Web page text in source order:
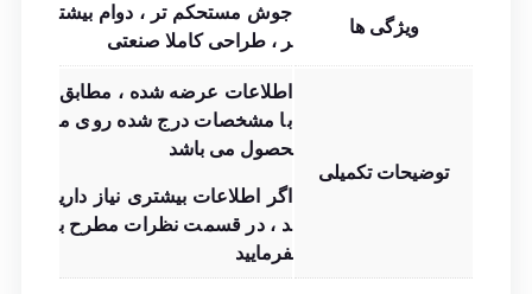
ویژگی ها
جوش مستحکم تر ، دوام بیشت
ر ، طراحی کاملا صنعتی
توضیحات تکمیلی
اطلاعات عرضه شده ، مطابق
با مشخصات درج شده روی م
حصول می باشد
اگر اطلاعات بیشتری نیاز داری
د ، در قسمت نظرات مطرح ب
فرمایید